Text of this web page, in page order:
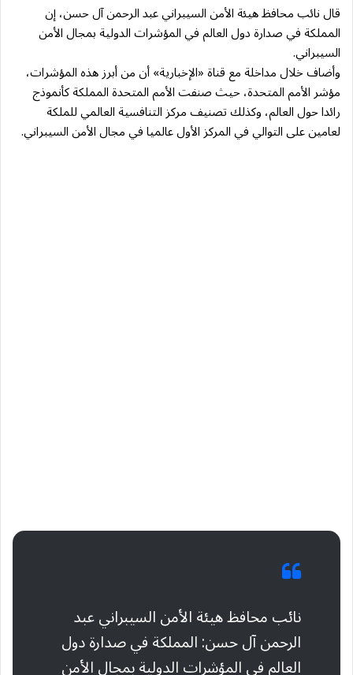
قال نائب محافظ هيئة الأمن السيبراني عبد الرحمن آل حسن، إن
المملكة في صدارة دول العالم في المؤشرات الدولية بمجال الأمن
السيبراني.
وأضاف خلال مداخلة مع قناة «الإخبارية» أن من أبرز هذه المؤشرات،
مؤشر الأمم المتحدة، حيث صنفت الأمم المتحدة المملكة كأنموذج
رائدا حول العالم، وكذلك تصنيف مركز التنافسية العالمي للملكة
لعامين على التوالي في المركز الأول عالميا في مجال الأمن السيبراني.
نائب محافظ هيئة الأمن السيبراني عبد
الرحمن آل حسن: المملكة في صدارة دول
العالم في المؤشرات الدولية بمجال الأمن